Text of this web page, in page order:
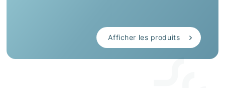
Afficher les produits